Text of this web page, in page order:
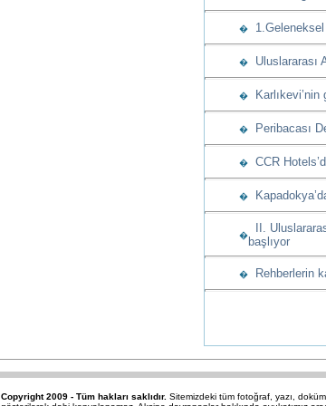
� 1.Geleneksel
� Uluslararası
�
� Peribacası
� CCR
�
�
II.
başlıyor
� Rehberlerin
Copyright 2009 - Tüm hakları saklıdır. Sitemizdeki tüm fotoğraf, yazı,